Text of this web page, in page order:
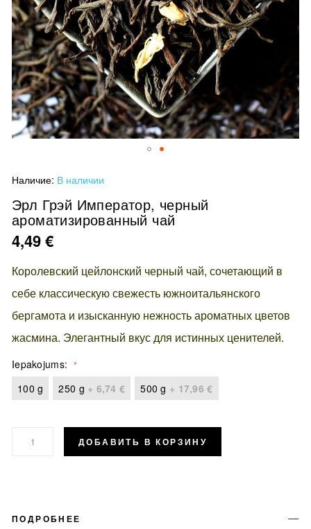
к
началу
галереи
изображений
Наличие: В наличии
Эрл Грэй Император, черный
ароматизированный чай
4,49 €
Королевский цейлонский черный чай, сочетающий в
себе классическую свежесть южноитальянского
бергамота и изысканную нежность ароматных цветов
жасмина. Элегантный вкус для истинных ценителей.
Iepakojums
100 g
250 g + 6,74 € 500 g + 17,96 €
ДОБАВИТЬ В КОРЗИНУ
ПОДРОБНЕЕ